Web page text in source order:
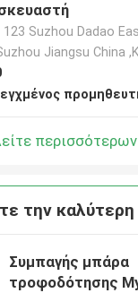
123 Suzhou Dadao
Jiangsu China
περισσότερων
την καλύτερη
Συμπαγής μπάρα
τροφοδότησης